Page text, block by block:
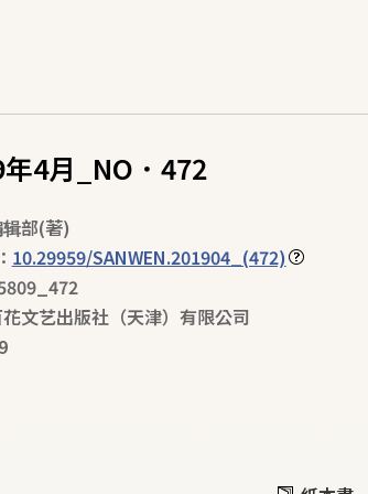
4月_NO．472
部(著)
10.29959/SANWEN.201904_(472)
文艺出版社（天津）有限公司